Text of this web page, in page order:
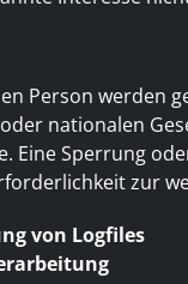
Person werden
nationalen
Sperrung
zur
von Logfiles